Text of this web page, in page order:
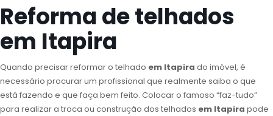
Reforma de telhados
em Itapira
Quando precisar reformar o telhado em Itapira do imóvel, é
necessário procurar um profissional que realmente saiba o que
está fazendo e que faça bem feito. Colocar o famoso “faz-tudo”
para realizar a troca ou construção dos telhados em Itapira pode